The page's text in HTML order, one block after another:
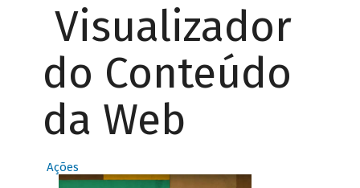
Visualizador
do Conteúdo
da Web
Ações